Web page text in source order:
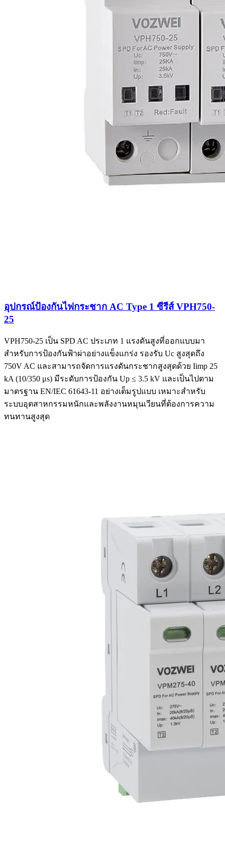
อุปกรณ์ป้องกันไฟกระชาก AC Type 1 ซีรีส์ VPH750-
25
VPH750-25 เป็น SPD AC ประเภท 1 แรงดันสูงที่ออกแบบมา
สำหรับการป้องกันฟ้าผ่าอย่างแข็งแกร่ง รองรับ Uc สูงสุดถึง
750V AC และสามารถจัดการแรงดันกระชากสูงสุดด้วย Iimp 25
kA (10/350 μs) มีระดับการป้องกัน Up ≤ 3.5 kV และเป็นไปตาม
มาตรฐาน EN/IEC 61643-11 อย่างเต็มรูปแบบ เหมาะสำหรับ
ระบบอุตสาหกรรมหนักและพลังงานหมุนเวียนที่ต้องการความ
ทนทานสูงสุด